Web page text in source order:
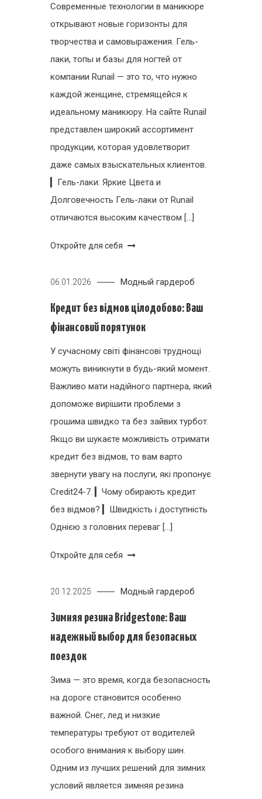
Современные технологии в маникюре
открывают новые горизонты для
творчества и самовыражения. Гель-
лаки, топы и базы для ногтей от
компании Runail — это то, что нужно
каждой женщине, стремящейся к
идеальному маникюру. На сайте Runail
представлен широкий ассортимент
продукции, которая удовлетворит
даже самых взыскательных клиентов.
▎Гель-лаки: Яркие Цвета и
Долговечность Гель-лаки от Runail
отличаются высоким качеством […]
Откройте для себя
06.01.2026 Модный гардероб
Кредит без відмов цілодобово: Ваш
фінансовий порятунок
У сучасному світі фінансові труднощі
можуть виникнути в будь-який момент.
Важливо мати надійного партнера, який
допоможе вирішити проблеми з
грошима швидко та без зайвих турбот.
Якщо ви шукаєте можливість отримати
кредит без відмов, то вам варто
звернути увагу на послуги, які пропонує
Credit24-7. ▎Чому обирають кредит
без відмов? ▎Швидкість і доступність
Однією з головних переваг […]
Откройте для себя
20.12.2025 Модный гардероб
Зимняя резина Bridgestone: Ваш
надежный выбор для безопасных
поездок
Зима — это время, когда безопасность
на дороге становится особенно
важной. Снег, лед и низкие
температуры требуют от водителей
особого внимания к выбору шин.
Одним из лучших решений для зимних
условий является зимняя резина